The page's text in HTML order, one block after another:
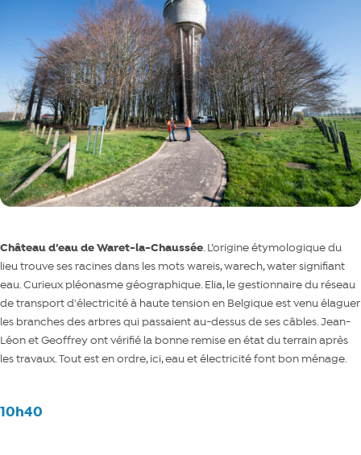
Château d’eau de Waret-la-Chaussée. L’origine étymologique du
lieu trouve ses racines dans les mots wareis, warech, water signifiant
eau. Curieux pléonasme géographique. Elia, le gestionnaire du réseau
de transport d'électricité à haute tension en Belgique est venu élaguer
les branches des arbres qui passaient au-dessus de ses câbles. Jean-
Léon et Geoffrey ont vérifié la bonne remise en état du terrain après
les travaux. Tout est en ordre, ici, eau et électricité font bon ménage.
10h40